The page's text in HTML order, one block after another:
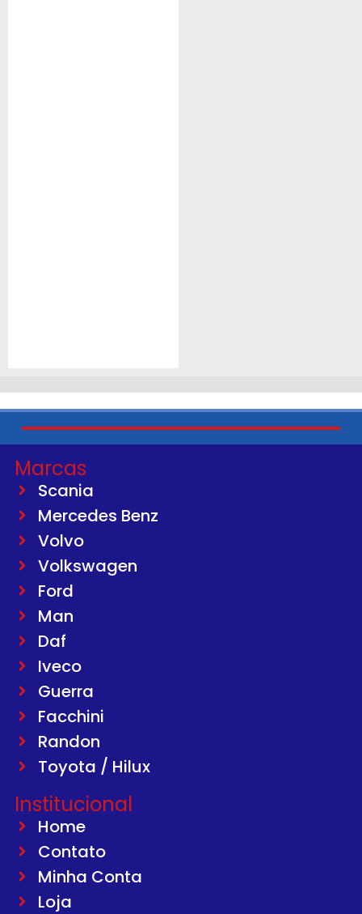
Marcas
Scania
Mercedes Benz
Volvo
Volkswagen
Ford
Man
Daf
Iveco
Guerra
Facchini
Randon
Toyota / Hilux
Institucional
Home
Contato
Minha Conta
Loja